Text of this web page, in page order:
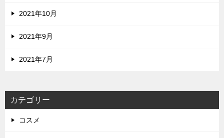
2021年10月
2021年9月
2021年7月
カテゴリー
コスメ